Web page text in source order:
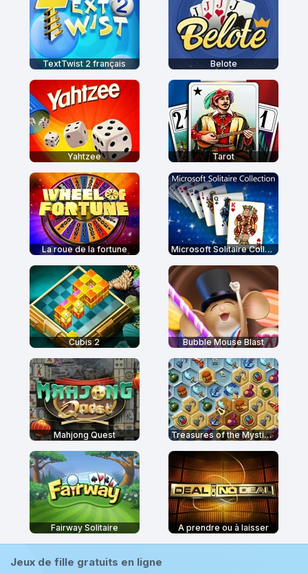
TextTwist 2 français Belote
Yahtzee Tarot
La roue de la fortune Microsoft Solitaire Collection
Cubis 2 Bubble Mouse Blast
Mahjong Quest Treasures of the Mystic Sea
Fairway Solitaire A prendre ou à laisser
Jeux de fille gratuits en ligne